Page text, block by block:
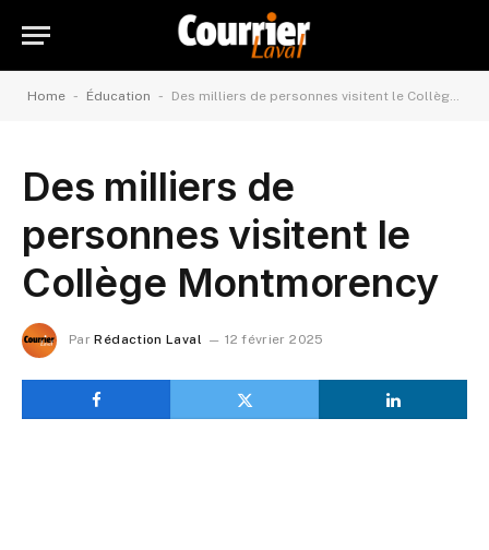
Home - Éducation - Des milliers de personnes visitent le Collège Montmorency
Des milliers de
personnes visitent le
Collège Montmorency
Par Rédaction Laval 12 février 2025